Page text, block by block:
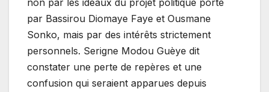
par Bassirou Diomaye Faye et Ousmane
Sonko, mais par des intérêts strictement
personnels. Serigne Modou Guèye dit
constater une perte de repères et une
confusion qui seraient apparues depuis